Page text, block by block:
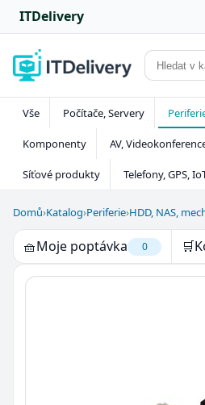
ITDelivery
Vše Počítače, Servery
Komponenty AV,
Síťové produkty Telefony, GPS,
Domů›Katalog›Periferie›HDD, NAS,
🧺Moje poptávka 0 🛒